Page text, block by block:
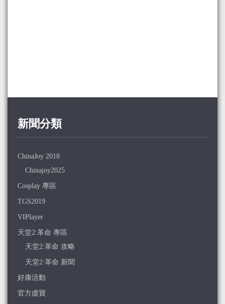
新聞分類
ChinaJoy 2018
Chinajoy2025
Cosplay 專區
TGS2019
VIPlayer
天堂2:革命 專區
天堂2:革命 攻略
天堂2:革命 新聞
好康活動
官方虛寶